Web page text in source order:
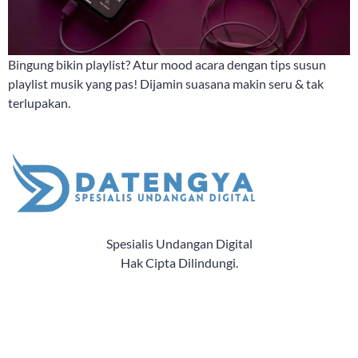
Bingung bikin playlist? Atur mood acara dengan tips susun
playlist musik yang pas! Dijamin suasana makin seru & tak
terlupakan.
Spesialis Undangan Digital
Hak Cipta Dilindungi.